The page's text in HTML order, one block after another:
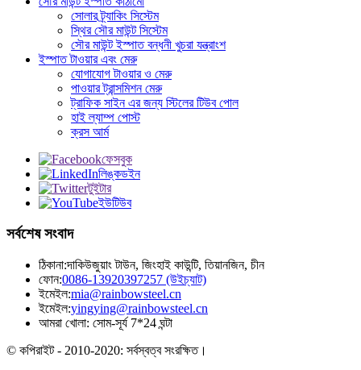
সোলার ট্র্যাকিং সিস্টেম
স্থির সৌর মাউন্ট সিস্টেম
সৌর মাউন্ট ইস্পাত বন্ধনী খুচরা যন্ত্রাংশ
ইস্পাত টাওয়ার এবং মেরু
যোগাযোগ টাওয়ার ও মেরু
পাওয়ার ট্রান্সমিশন মেরু
ট্রাফিক সাইন এর জন্য স্টিলের টিউব পোল
হাই ল্যাম্প পোস্ট
ক্রস আর্ম
ফেসবুক
লিঙ্কডইন
টুইটার
ইউটিউব
সর্বশেষ সংবাদ
ঠিকানা:দাকিউজুয়াং টাউন, জিংহাই কাউন্টি, তিয়ানজিন, চীন
ফোন:0086-13920397257 (উইচ্যাট)
ইমেইল:mia@rainbowsteel.cn
ইমেইল:yingying@rainbowsteel.cn
আমরা খোলা: সোম-সূর্য 7*24 ঘন্টা
© কপিরাইট - 2010-2020: সর্বস্বত্ব সংরক্ষিত।